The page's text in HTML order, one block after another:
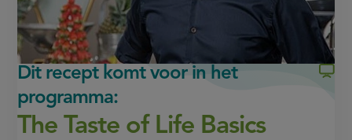
externe
link)
externe
link)
Dit recept komt voor in het
programma:
The Taste of Life Basics